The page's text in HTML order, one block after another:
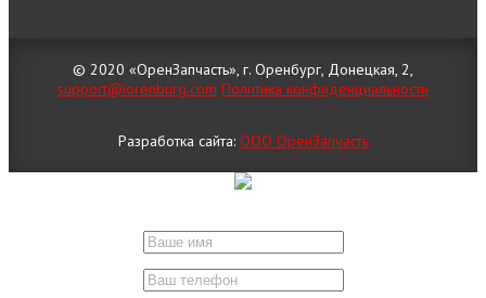
© 2020 «ОренЗапчасть», г. Оренбург, Донецкая, 2,
support@iorenburg.com Политика конфиденциальности
Разработка сайта: ООО ОренЗапчасть